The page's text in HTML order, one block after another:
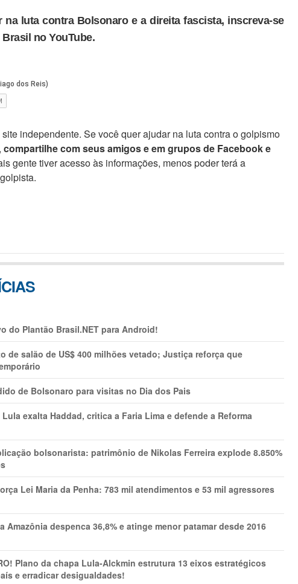
na luta contra Bolsonaro e a direita fascista, inscreva-se
no YouTube.
site independente. Se você quer ajudar na luta contra o golpismo
compartilhe com seus amigos e em grupos de Facebook e
gente tiver acesso às informações, menos poder terá a
do Plantão Brasil.NET para Android!
de salão de US$ 400 milhões vetado; Justiça reforça que
de Bolsonaro para visitas no Dia dos Pais
Lula exalta Haddad, critica a Faria Lima e defende a Reforma
bolsonarista: patrimônio de Nikolas Ferreira explode 8.850%
Lei Maria da Penha: 783 mil atendimentos e 53 mil agressores
Amazônia despenca 36,8% e atinge menor patamar desde 2016
Plano da chapa Lula-Alckmin estrutura 13 eixos estratégicos
e erradicar desigualdades!